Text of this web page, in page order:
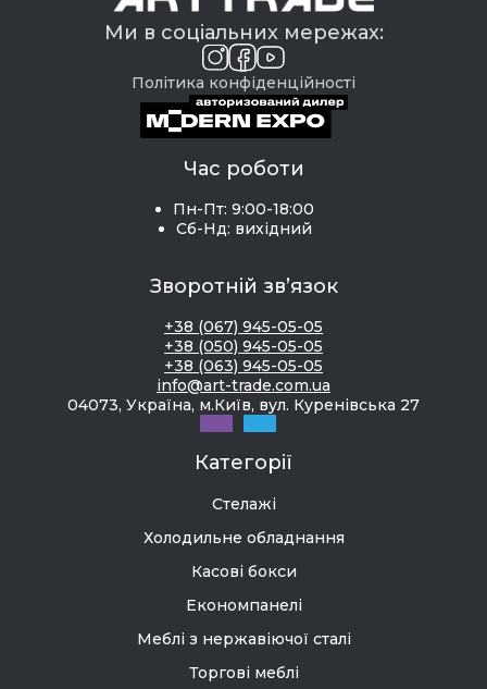
Ми в соціальних мережах:
Політика конфіденційності
Час роботи
Пн-Пт: 9:00-18:00
Сб-Нд: вихідний
Зворотній зв’язок
+38 (067) 945-05-05
+38 (050) 945-05-05
+38 (063) 945-05-05
info@art-trade.com.ua
04073, Україна, м.Київ, вул. Куренівська 27
Категорії
Стелажі
Холодильне обладнання
Касові бокси
Економпанелі
Меблі з нержавіючої сталі
Торгові меблі